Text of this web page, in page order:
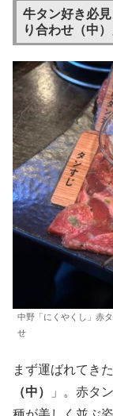
牛タン好き必
り合わせ（中）
中野「にくやくし」赤
せ
まず運ばれてき
（中）
」。赤タ